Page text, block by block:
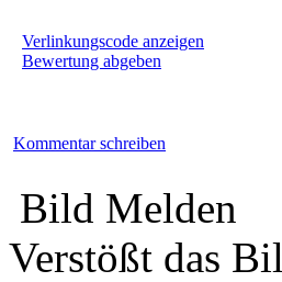
Verlinkungscode anzeigen
Bewertung abgeben
Kommentar schreiben
Bild Melden
Verstößt das